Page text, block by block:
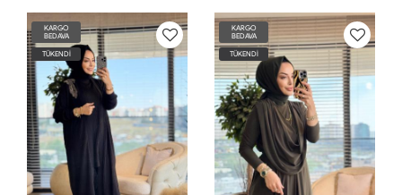
KARGO
BEDAVA
TÜKENDİ
KARGO
BEDAVA
TÜKENDİ